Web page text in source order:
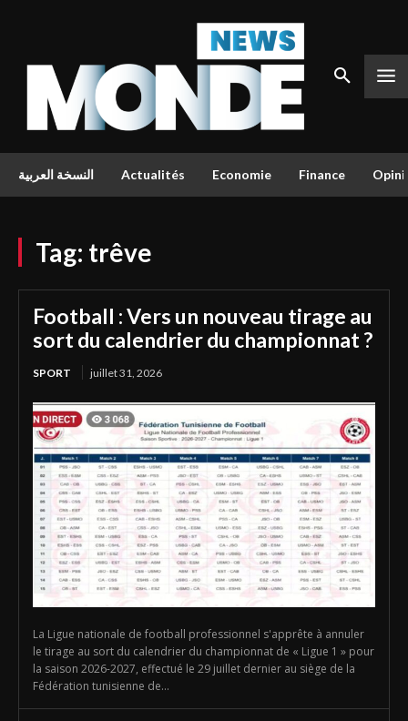
النسخة العربية Actualités Economie Finance
Tag: trêve
Football : Vers un nouveau tirage au
sort du calendrier du championnat ?
SPORT juillet 31, 2026
La Ligue nationale de football professionnel s'apprête à annuler
le tirage au sort du calendrier du championnat de « Ligue 1 » pour
la saison 2026-2027, effectué le 29 juillet dernier au siège de la
Fédération tunisienne de...